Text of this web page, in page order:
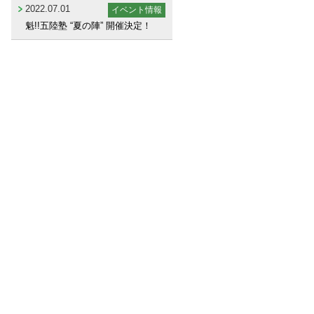
2022.07.01 イベント情報
魁!!五陸塾 “夏の陣” 開催決定！